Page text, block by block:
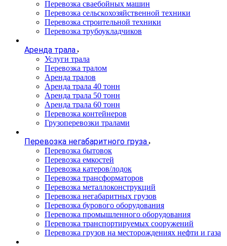
Перевозка сваебойных машин
Перевозка сельскохозяйственной техники
Перевозка строительной техники
Перевозка трубоукладчиков
Аренда трала
Услуги трала
Перевозка тралом
Аренда тралов
Аренда трала 40 тонн
Аренда трала 50 тонн
Аренда трала 60 тонн
Перевозка контейнеров
Грузоперевозки тралами
Перевозка негабаритного груза
Перевозка бытовок
Перевозка емкостей
Перевозка катеров/лодок
Перевозка трансформаторов
Перевозка металлоконструкций
Перевозка негабаритных грузов
Перевозка бурового оборудования
Перевозка промышленного оборудования
Перевозка транспортируемых сооружений
Перевозка грузов на месторождениях нефти и газа